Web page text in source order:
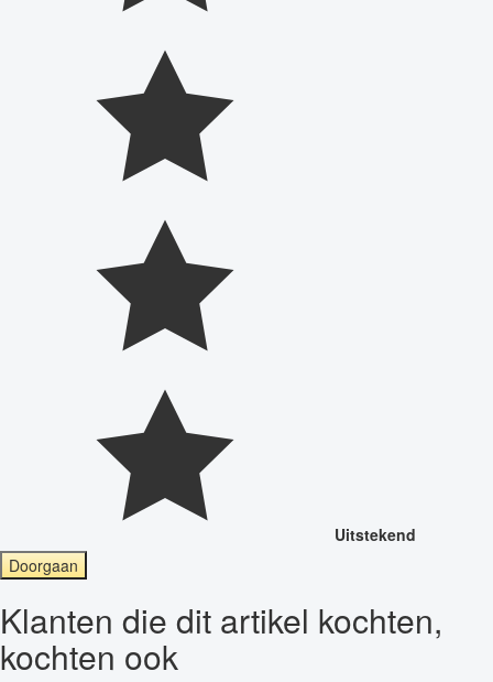
Uitstekend
Doorgaan
Klanten die dit artikel kochten,
kochten ook